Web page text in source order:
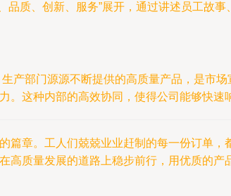
质、创新、服务”展开，通过讲述员工故
产部门源源不断提供的高质量产品，是市
这种内部的高效协同，使得公司能够快速
章。工人们兢兢业业赶制的每一份订单
质量发展的道路上稳步前行，用优质的